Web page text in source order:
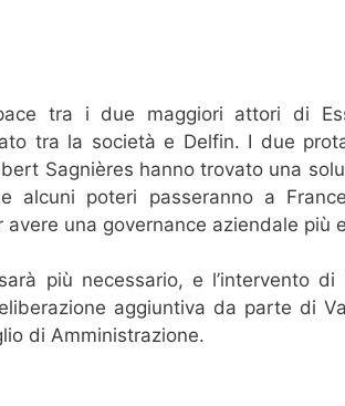
tra i due maggiori attori di
tra la società e Delfin. I due
Sagnières hanno trovato una
alcuni poteri passeranno a
avere una governance aziendale più
più necessario, e l’intervento
aggiuntiva da parte di
di Amministrazione.